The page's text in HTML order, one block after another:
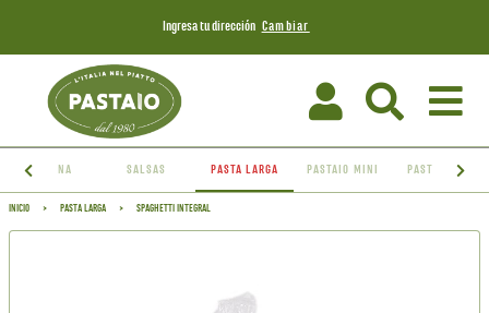
Ingresa tu dirección Cambiar
LASAGNA SALSAS PASTA LARGA PASTAIO MINI PASTA CORTA
INICIO > PASTA LARGA > SPAGHETTI INTEGRAL